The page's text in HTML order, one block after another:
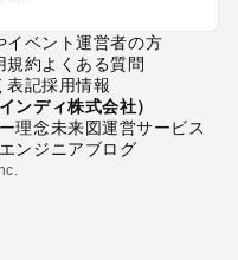
け
イベント運営者の方
規約よくある質問
表記採用情報
ンディ株式会社）
理念未来図運営サービス
エンジニアブログ